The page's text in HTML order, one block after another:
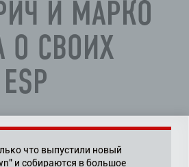
И МАРКО
О СВОИХ
что выпустили новый
и собираются в большое